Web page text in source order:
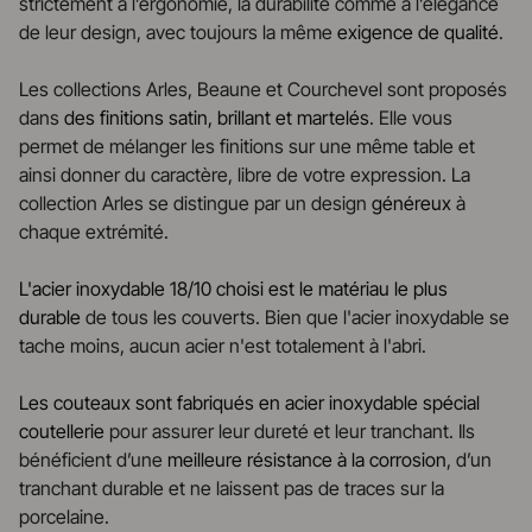
de leur design, avec toujours la même exigence de qualité.
Les collections Arles, Beaune et Courchevel sont proposés
dans des finitions satin, brillant et martelés. Elle vous
permet de mélanger les finitions sur une même table et
ainsi donner du caractère, libre de votre expression. La
collection Arles se distingue par un design généreux à
chaque extrémité.
L'acier inoxydable 18/10 choisi est le matériau le plus
durable de tous les couverts. Bien que l'acier inoxydable se
tache moins, aucun acier n'est totalement à l'abri.
Les couteaux sont fabriqués en acier inoxydable spécial
coutellerie pour assurer leur dureté et leur tranchant. Ils
bénéficient d’une meilleure résistance à la corrosion, d’un
tranchant durable et ne laissent pas de traces sur la
porcelaine.